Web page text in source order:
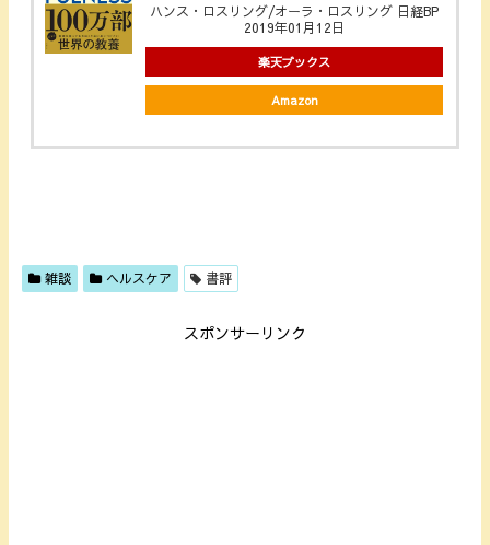
ハンス・ロスリング/オーラ・ロスリング 日経BP
2019年01月12日
楽天ブックス
Amazon
雑談 ヘルスケア 書評
スポンサーリンク